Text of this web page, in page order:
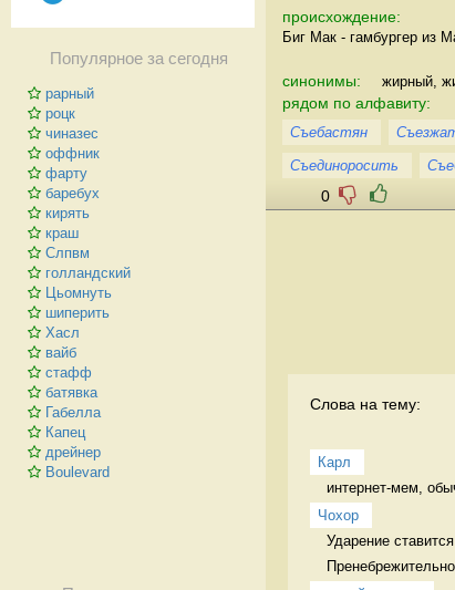
Популярное за сегодня
рарный
роцк
чиназес
оффник
фарту
баребух
кирять
краш
Слпвм
голландский
Цьомнуть
шиперить
Хасл
вайб
стафф
батявка
Габелла
Капец
дрейнер
Boulevard
происхождение:
Биг Мак - гамбургер из
синонимы: жирный,
рядом по алфавиту:
Съебастян
Съединоросить
0
Слова на тему:
Карл
интернет-мем,
Чохор
Ударение